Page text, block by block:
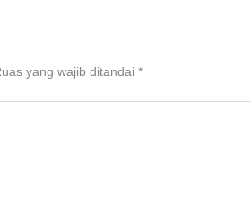
yang wajib ditandai *